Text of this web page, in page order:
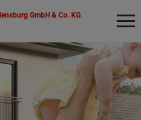
GmbH & Co. KG
suchen?